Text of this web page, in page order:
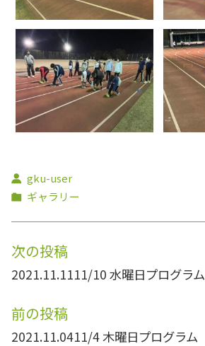
gku-user
ギャラリー
次の投稿
2021.11.1111/10 水曜日プログラム
前の投稿
2021.11.0411/4 木曜日プログラム